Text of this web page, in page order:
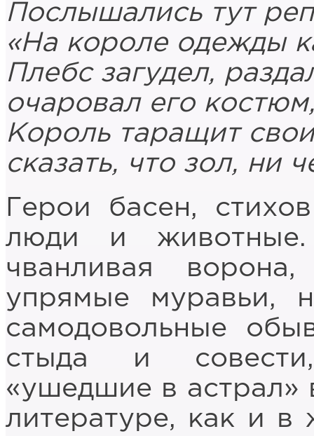
Послышались тут
«На короле одежды
Плебс загудел,
очаровал его
Король таращит
сказать, что зол, ни
Герои басен,
люди и животные.
чванливая
упрямые муравьи,
самодовольные
стыда и совести,
«ушедшие в астрал»
литературе, как и в